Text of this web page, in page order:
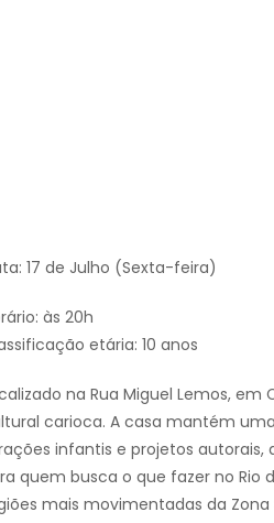
17 de Julho (Sexta-feira)
às 20h
etária: 10 anos
na Rua Miguel Lemos,
carioca. A casa mantém
infantis e projetos
quem busca o que fazer no
mais movimentadas da Zona